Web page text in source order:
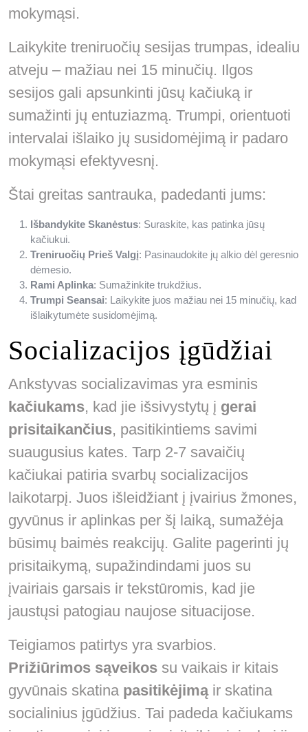
mokymąsi.
Laikykite treniruočių sesijas trumpas, idealiu
atveju – mažiau nei 15 minučių. Ilgos
sesijos gali apsunkinti jūsų kačiuką ir
sumažinti jų entuziazmą. Trumpi, orientuoti
intervalai išlaiko jų susidomėjimą ir padaro
mokymąsi efektyvesnį.
Štai greitas santrauka, padedanti jums:
Išbandykite Skanėstus: Suraskite, kas patinka jūsų
kačiukui.
Treniruočių Prieš Valgį: Pasinaudokite jų alkio dėl geresnio
dėmesio.
Rami Aplinka: Sumažinkite trukdžius.
Trumpi Seansai: Laikykite juos mažiau nei 15 minučių, kad
išlaikytumėte susidomėjimą.
Socializacijos įgūdžiai
Ankstyvas socializavimas yra esminis
kačiukams, kad jie išsivystytų į gerai
prisitaikančius, pasitikintiems savimi
suaugusius kates. Tarp 2-7 savaičių
kačiukai patiria svarbų socializacijos
laikotarpį. Juos išleidžiant į įvairius žmones,
gyvūnus ir aplinkas per šį laiką, sumažėja
būsimų baimės reakcijų. Galite pagerinti jų
prisitaikymą, supažindindami juos su
įvairiais garsais ir tekstūromis, kad jie
jaustųsi patogiau naujose situacijose.
Teigiamos patirtys yra svarbios.
Prižiūrimos sąveikos su vaikais ir kitais
gyvūnais skatina pasitikėjimąir skatina
socialinius įgūdžius. Tai padeda kačiukams